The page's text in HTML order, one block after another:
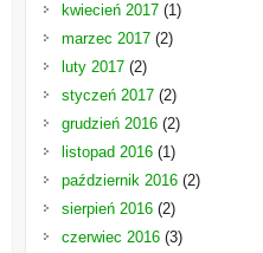
kwiecień 2017(1)
marzec 2017(2)
luty 2017(2)
styczeń 2017(2)
grudzień 2016(2)
listopad 2016(1)
październik 2016(2)
sierpień 2016(2)
czerwiec 2016(3)